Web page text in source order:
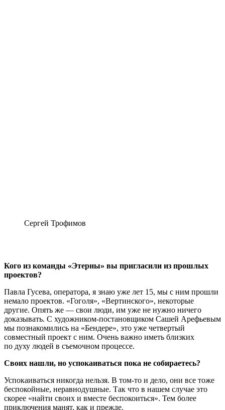
Сергей Трофимов
Кого из команды «Этерны» вы пригласили из прошлых
проектов?
Павла Гусева, оператора, я знаю уже лет 15, мы с ним прошли
немало проектов. «Гоголя», «Вертинского», некоторые
другие. Опять же — свои люди, им уже не нужно ничего
доказывать. С художником-постановщиком Сашей Арефьевым
мы познакомились на «Бендере», это уже четвертый
совместный проект с ним. Очень важно иметь близких
по духу людей в съемочном процессе.
Своих нашли, но успокаиваться пока не собираетесь?
Успокаиваться никогда нельзя. В том-то и дело, они все тоже
беспокойные, неравнодушные. Так что в нашем случае это
скорее «найти своих и вместе беспокоиться». Тем более
приключения манят, как и прежде.